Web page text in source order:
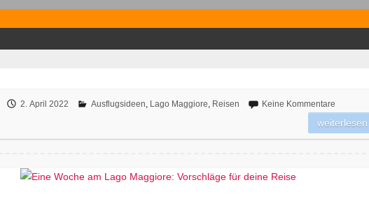
2. April 2022 Ausflugsideen, Lago Maggiore, Reisen Keine Kommentare
weiterlesen